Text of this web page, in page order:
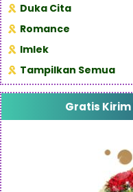
Duka Cita
Romance
Imlek
Tampilkan Semua
Gratis